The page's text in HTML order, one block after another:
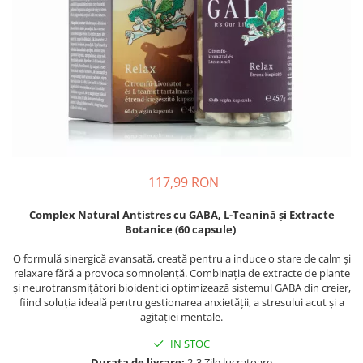
Piele, păr & unghii
Tranzit intestinal
Colesterol & tensiune
Sănătatea copiilor
Performanta sportiva
Îngrijirea Tenului
Creme de față
Creme cu SPF
Demachiante
Geluri de curățare
Ape micelare
Creme pentru ochi
Îngrijirea Corpului
Creme de corp
Loțiuni
Curcumin (Turmeric)
Ghimbir
Ginseng
Glucozamina
Zinc Bisglicinat
117,99 RON
Complex Natural Antistres cu GABA, L-Teanină și Extracte
Botanice (60 capsule)
O formulă sinergică avansată, creată pentru a induce o stare de calm și
relaxare fără a provoca somnolență. Combinația de extracte de plante
și neurotransmițători bioidentici optimizează sistemul GABA din creier,
fiind soluția ideală pentru gestionarea anxietății, a stresului acut și a
agitației mentale.
IN STOC